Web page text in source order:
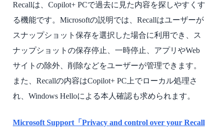
Recallは、Copilot+ PCで過去に見た内容を探しやすくす
る機能です。Microsoftの説明では、Recallはユーザーが
スナップショット保存を選択した場合に利用でき、ス
ナップショットの保存停止、一時停止、アプリやWeb
サイトの除外、削除などをユーザーが管理できます。
また、Recallの内容はCopilot+ PC上でローカル処理さ
れ、Windows Helloによる本人確認も求められます。
Microsoft Support「Privacy and control over your Recall